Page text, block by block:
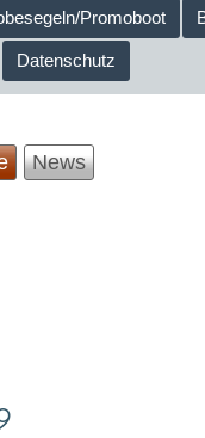
Promoboot
Datenschutz
News